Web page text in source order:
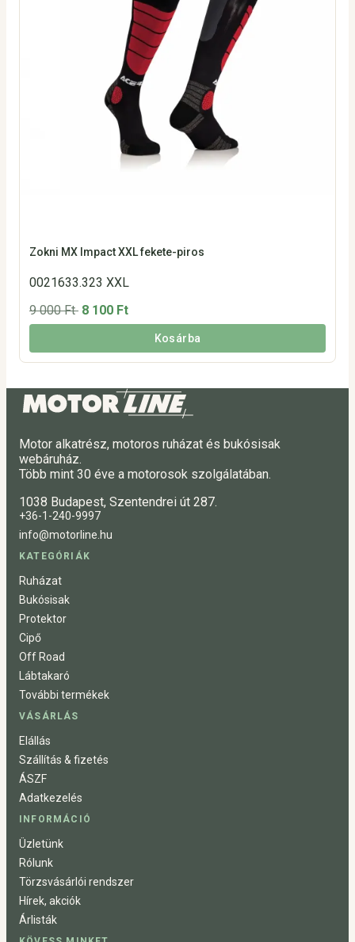
Zokni MX Impact XXL fekete-piros
0021633.323 XXL
9 000 Ft 8 100 Ft
Kosárba
Motor alkatrész, motoros ruházat és bukósisak
webáruház.
Több mint 30 éve a motorosok szolgálatában.
1038 Budapest, Szentendrei út 287.
+36-1-240-9997
info@motorline.hu
KATEGÓRIÁK
Ruházat
Bukósisak
Protektor
Cipő
Off Road
Lábtakaró
További termékek
VÁSÁRLÁS
Elállás
Szállítás & fizetés
ÁSZF
Adatkezelés
INFORMÁCIÓ
Üzletünk
Rólunk
Törzsvásárlói rendszer
Hírek, akciók
Árlisták